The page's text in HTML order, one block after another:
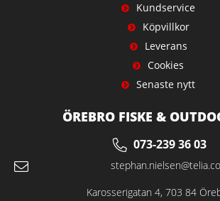
Kundservice
Köpvillkor
Leverans
Cookies
Senaste nytt
ÖREBRO FISKE &
073-239 36 03
Karosserigatan 4, 703 84